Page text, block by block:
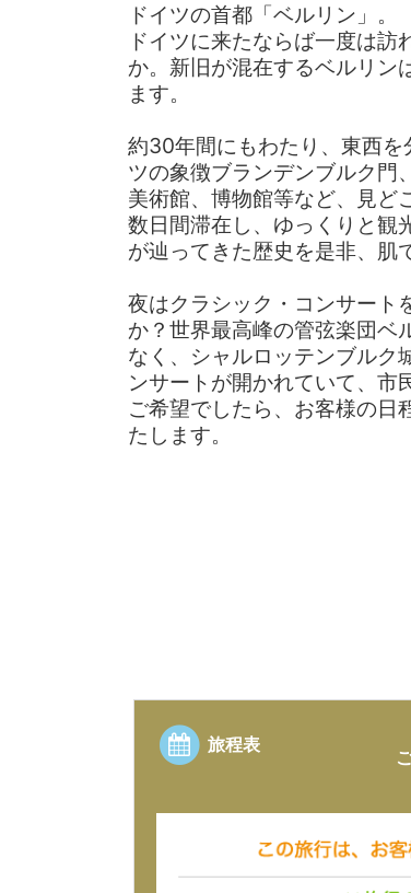
ドイツの首都「ベルリン」。
ドイツに来たならば一度は訪
か。新旧が混在するベルリン
ます。
約30年間にもわたり、東西
ツの象徴ブランデンブルク門
美術館、博物館等など、見ど
数日間滞在し、ゆっくりと観
が辿ってきた歴史を是非、肌
夜はクラシック・コンサート
か？世界最高峰の管弦楽団ベ
なく、シャルロッテンブルク
ンサートが開かれていて、市
ご希望でしたら、お客様の日
たします。
旅程表